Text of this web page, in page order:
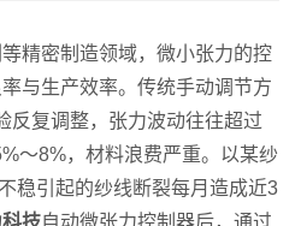
精密制造领域，微小张力的控
与生产效率。传统手动调节方
反复调整，张力波动往往超过
～8%，材料浪费严重。以某纱
稳引起的纱线断裂每月造成近3
技自动微张力控制器后，通过